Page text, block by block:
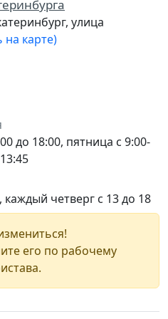
улица
на карте)
до 18:00, пятница с 9:00-
четверг с 13 до 18
его по рабочему